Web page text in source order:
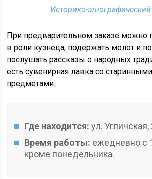
Историко-
При предварительном заказе можно
в роли кузнеца, подержать молот и
послушать рассказы о народных
есть сувенирная лавка со
предметами.
Где находится: ул. Угличская,
Время работы: ежедневно с
кроме понедельника.